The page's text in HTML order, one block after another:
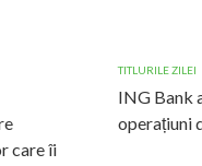
care îi
TITLURILE ZILEI
ING Bank
operațiuni